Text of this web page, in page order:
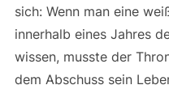
sich: Wenn man eine
innerhalb eines Jahres
wissen, musste der
dem Abschuss sein